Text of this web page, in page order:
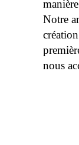
Notre
nous